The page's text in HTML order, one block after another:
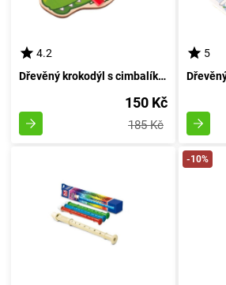
4.2
Dřevěný krokodýl s cimbalíky pro malé děti
150 Kč
185 Kč
5
-10%